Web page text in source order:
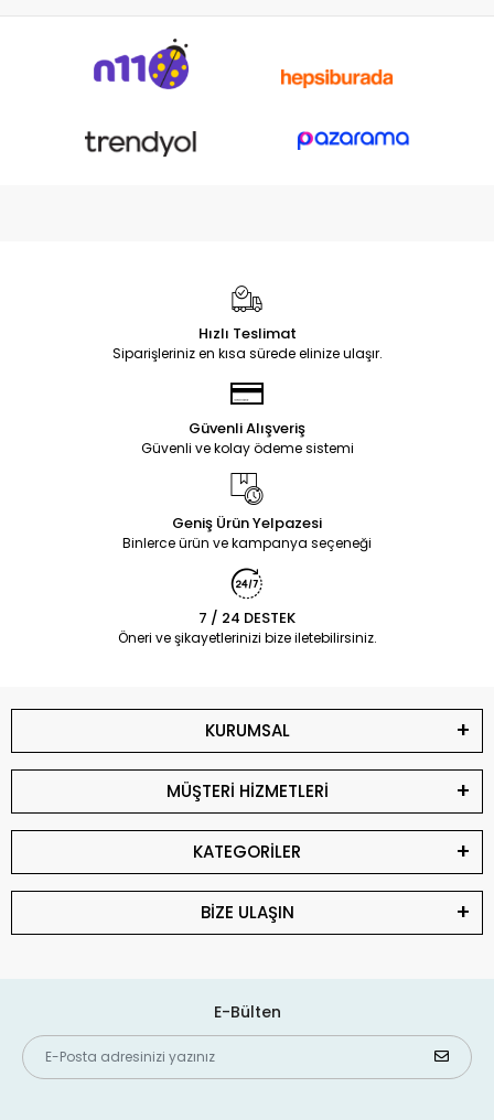
Hızlı Teslimat
Siparişleriniz en kısa sürede elinize ulaşır.
Güvenli Alışveriş
Güvenli ve kolay ödeme sistemi
Geniş Ürün Yelpazesi
Binlerce ürün ve kampanya seçeneği
7 / 24 DESTEK
Öneri ve şikayetlerinizi bize iletebilirsiniz.
KURUMSAL
MÜŞTERİ HİZMETLERİ
KATEGORİLER
BİZE ULAŞIN
E-Bülten